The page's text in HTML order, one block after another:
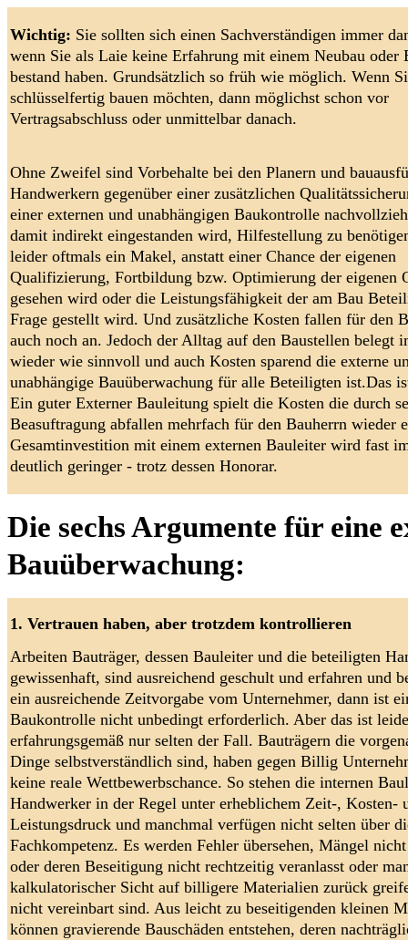
Wichtig: Sie sollten sich einen Sachverständigen immer
wenn Sie als Laie keine Erfahrung mit einem Neubau oder
bestand haben. Grundsätzlich so früh wie möglich. Wenn
schlüsselfertig bauen möchten, dann möglichst schon vor
Vertragsabschluss oder unmittelbar danach.
Ohne Zweifel sind Vorbehalte bei den Planern und
Handwerkern gegenüber einer zusätzlichen
einer externen und unabhängigen Baukontrolle
damit indirekt eingestanden wird, Hilfestellung zu
leider oftmals ein Makel, anstatt einer Chance der eigenen
Qualifizierung, Fortbildung bzw. Optimierung der eigenen
gesehen wird oder die Leistungsfähigkeit der am Bau
Frage gestellt wird. Und zusätzliche Kosten fallen für den
auch noch an. Jedoch der Alltag auf den Baustellen belegt
wieder wie sinnvoll und auch Kosten sparend die externe
unabhängige Bauüberwachung für alle Beteiligten ist.Das
Ein guter Externer Bauleitung spielt die Kosten die durch
Beasuftragung abfallen mehrfach für den Bauherrn wieder
Gesamtinvestition mit einem externen Bauleiter wird fast
deutlich geringer - trotz dessen Honorar.
Die sechs Argumente für eine
Bauüberwachung:
1. Vertrauen haben, aber trotzdem kontrollieren
Arbeiten Bauträger, dessen Bauleiter und die beteiligten
gewissenhaft, sind ausreichend geschult und erfahren und
ein ausreichende Zeitvorgabe vom Unternehmer, dann ist
Baukontrolle nicht unbedingt erforderlich. Aber das ist
erfahrungsgemäß nur selten der Fall. Bauträgern die
Dinge selbstverständlich sind, haben gegen Billig
keine reale Wettbewerbschance. So stehen die internen
Handwerker in der Regel unter erheblichem Zeit-, Kosten-
Leistungsdruck und manchmal verfügen nicht selten über
Fachkompetenz. Es werden Fehler übersehen, Mängel
oder deren Beseitigung nicht rechtzeitig veranlasst oder
kalkulatorischer Sicht auf billigere Materialien zurück
nicht vereinbart sind. Aus leicht zu beseitigenden kleinen
können gravierende Bauschäden entstehen, deren